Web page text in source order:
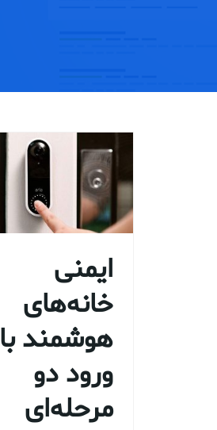
ایمنی
خانه‌های
هوشمند با
ورود دو
مرحله‌ای